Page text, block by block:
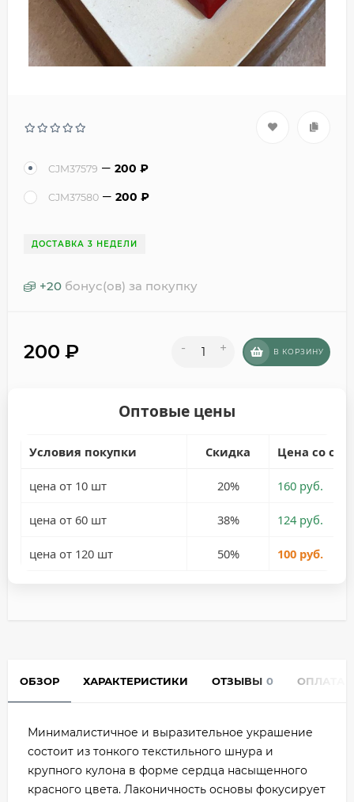
CJM37579 200 ₽
CJM37580 200 ₽
ДОСТАВКА 3 НЕДЕЛИ
+20 бонус(ов) за покупку
200 ₽ - + В КОРЗИНУ
Оптовые цены
Условия покупки Скидка Цена со
цена от 10 шт 20% 160 руб.
цена от 60 шт 38% 124 руб.
цена от 120 шт 50% 100 руб.
ОБЗОР ХАРАКТЕРИСТИКИ ОТЗЫВЫ 0 ОПЛАТА
Минималистичное и выразительное украшение
состоит из тонкого текстильного шнура и
крупного кулона в форме сердца насыщенного
красного цвета. Лаконичность основы фокусирует